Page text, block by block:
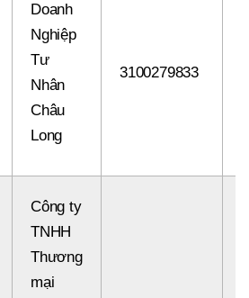
Doanh
Nghiệp
Tư
Nhân
Châu
Long
3100279833
Công ty
TNHH
Thương
mại